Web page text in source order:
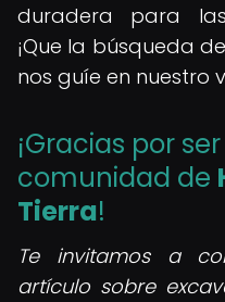
duradera para
¡Que la búsqueda
nos guíe en nuestro
¡Gracias por
comunidad de
Tierra!
Te invitamos a
artículo sobre